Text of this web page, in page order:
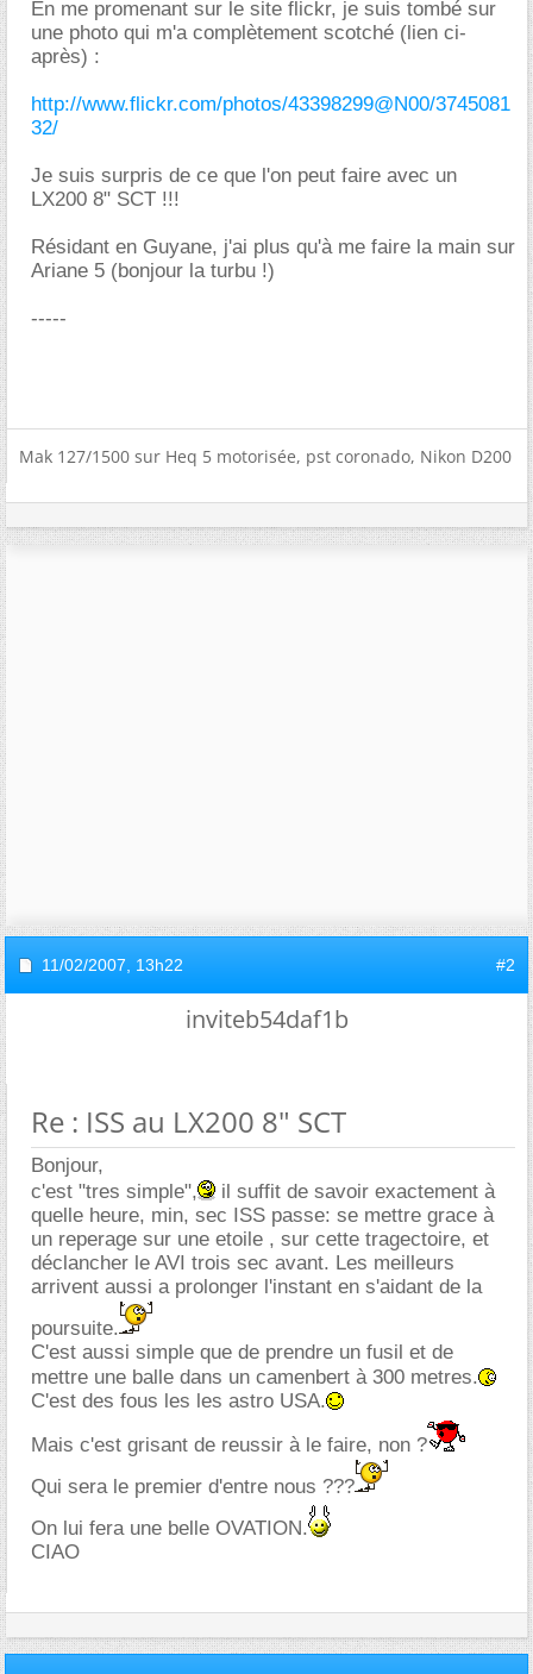
En me promenant sur le site flickr, je suis tombé sur
une photo qui m'a complètement scotché (lien ci-
après) :
http://www.flickr.com/photos/43398299@N00/3745081
32/
Je suis surpris de ce que l'on peut faire avec un
LX200 8" SCT !!!
Résidant en Guyane, j'ai plus qu'à me faire la main sur
Ariane 5 (bonjour la turbu !)
-----
Mak 127/1500 sur Heq 5 motorisée, pst coronado, Nikon D200
11/02/2007, 13h22 #2
inviteb54daf1b
Re : ISS au LX200 8" SCT
Bonjour,
c'est "tres simple",
il suffit de savoir exactement à
quelle heure, min, sec ISS passe: se mettre grace à
un reperage sur une etoile , sur cette tragectoire, et
déclancher le AVI trois sec avant. Les meilleurs
arrivent aussi a prolonger l'instant en s'aidant de la
poursuite.
C'est aussi simple que de prendre un fusil et de
mettre une balle dans un camenbert à 300 metres.
C'est des fous les les astro USA.
Mais c'est grisant de reussir à le faire, non ?
Qui sera le premier d'entre nous ???
On lui fera une belle OVATION.
CIAO